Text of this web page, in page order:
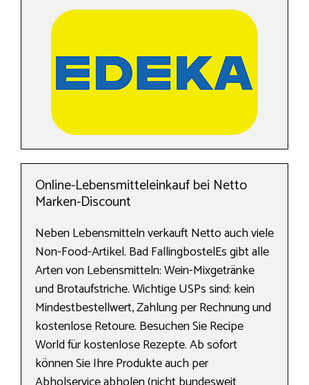
Online-Lebensmitteleinkauf bei Netto
Marken-Discount
Neben Lebensmitteln verkauft Netto auch viele
Non-Food-Artikel. Bad FallingbostelEs gibt alle
Arten von Lebensmitteln: Wein-Mixgetränke
und Brotaufstriche. Wichtige USPs sind: kein
Mindestbestellwert, Zahlung per Rechnung und
kostenlose Retoure. Besuchen Sie Recipe
World für kostenlose Rezepte. Ab sofort
können Sie Ihre Produkte auch per